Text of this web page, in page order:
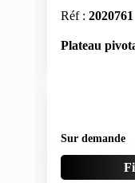
Réf : 2020761
Plateau
Sur demande